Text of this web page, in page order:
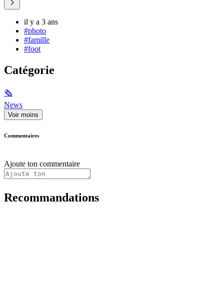
il y a 3 ans
#photo
#famille
#foot
Catégorie
🗞
News
Voir moins
Commentaires
Ajoute ton commentaire
Recommandations